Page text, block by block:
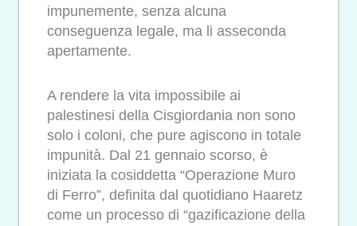
impunemente, senza alcuna
conseguenza legale, ma li asseconda
apertamente.
A rendere la vita impossibile ai
palestinesi della Cisgiordania non sono
solo i coloni, che pure agiscono in totale
impunità. Dal 21 gennaio scorso, è
iniziata la cosiddetta “Operazione Muro
di Ferro”, definita dal quotidiano Haaretz
come un processo di “gazificazione della